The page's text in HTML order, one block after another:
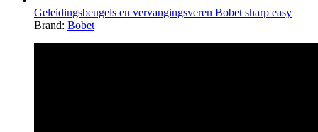
Geleidingsbeugels en vervangingsveren Bobet sharp easy
Brand: Bobet